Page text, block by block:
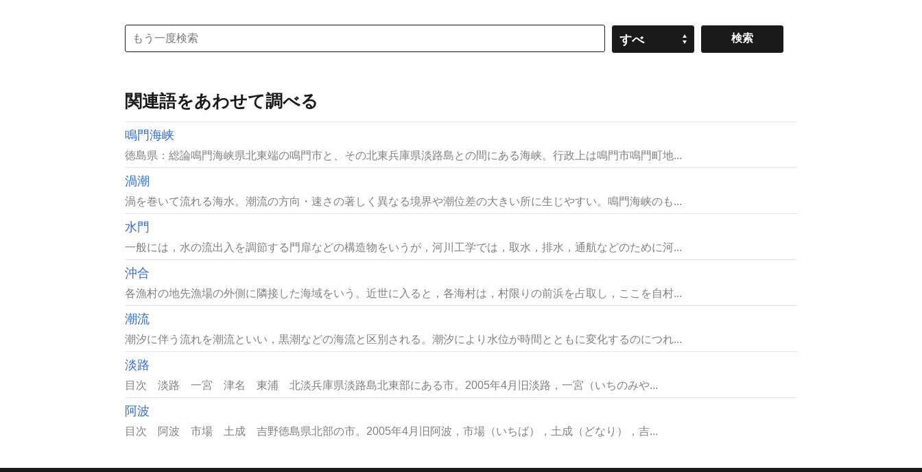
すべ
関連語をあわせて調べる
鳴門海峡
徳島県：総論鳴門海峡県北東端の鳴門市と、その北東兵庫県淡路島との間にある海峡。行政上は鳴門市鳴門町地...
渦潮
渦を巻いて流れる海水。潮流の方向・速さの著しく異なる境界や潮位差の大きい所に生じやすい。鳴門海峡のも...
水門
一般には，水の流出入を調節する門扉などの構造物をいうが，河川工学では，取水，排水，通航などのために河...
沖合
各漁村の地先漁場の外側に隣接した海域をいう。近世に入ると，各海村は，村限りの前浜を占取し，ここを自村...
潮流
潮汐に伴う流れを潮流といい，黒潮などの海流と区別される。潮汐により水位が時間とともに変化するのにつれ...
淡路
目次 淡路 一宮 津名 東浦 北淡兵庫県淡路島北東部にある市。2005年4月旧淡路，一宮（いちのみや...
阿波
目次 阿波 市場 土成 吉野徳島県北部の市。2005年4月旧阿波，市場（いちば），土成（どなり），吉...